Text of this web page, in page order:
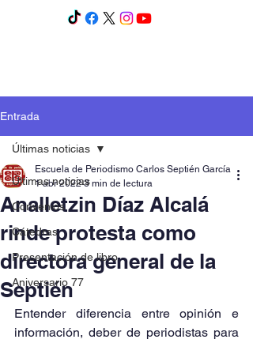
Entrada
Últimas noticias
Convenios
Cátedras
Presentación de libro
Aniversario 77
Últimas noticias
Analletzin Díaz Alcalá
rinde protesta como
directora general de la
Septién
Escuela de Periodismo Carlos Septién García
1 abr 2022 3 min de lectura
Entender diferencia entre opinión e
información, deber de periodistas para